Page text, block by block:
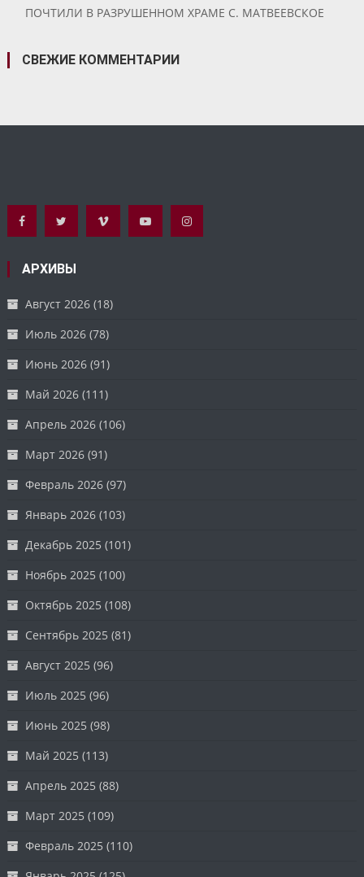
ПОЧТИЛИ В РАЗРУШЕННОМ ХРАМЕ С. МАТВЕЕВСКОЕ
СВЕЖИЕ КОММЕНТАРИИ
АРХИВЫ
Август 2026 (18)
Июль 2026 (78)
Июнь 2026 (91)
Май 2026 (111)
Апрель 2026 (106)
Март 2026 (91)
Февраль 2026 (97)
Январь 2026 (103)
Декабрь 2025 (101)
Ноябрь 2025 (100)
Октябрь 2025 (108)
Сентябрь 2025 (81)
Август 2025 (96)
Июль 2025 (96)
Июнь 2025 (98)
Май 2025 (113)
Апрель 2025 (88)
Март 2025 (109)
Февраль 2025 (110)